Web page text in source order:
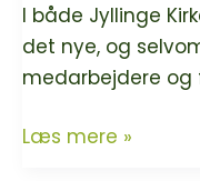
I både Jyllinge
det nye, og
medarbejdere og
Jyllinge
Læs mere »